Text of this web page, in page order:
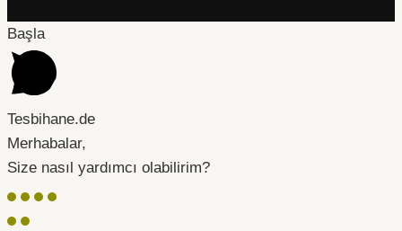
Başla
Tesbihane.de
Merhabalar,
Size nasıl yardımcı olabilirim?